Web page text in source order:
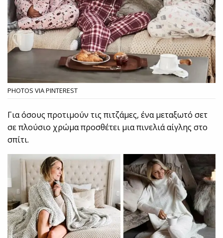
PHOTOS VIA PINTEREST
Για όσους προτιμούν τις πιτζάμες, ένα μεταξωτό σετ
σε πλούσιο χρώμα προσθέτει μια πινελιά αίγλης στο
σπίτι.